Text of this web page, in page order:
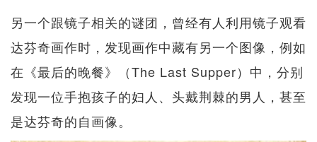
另一个跟镜子相关的谜团，曾经有人利用镜子观看
达芬奇画作时，发现画作中藏有另一个图像，例如
在《最后的晚餐》（The Last Supper）中，分别
发现一位手抱孩子的妇人、头戴荆棘的男人，甚至
是达芬奇的自画像。